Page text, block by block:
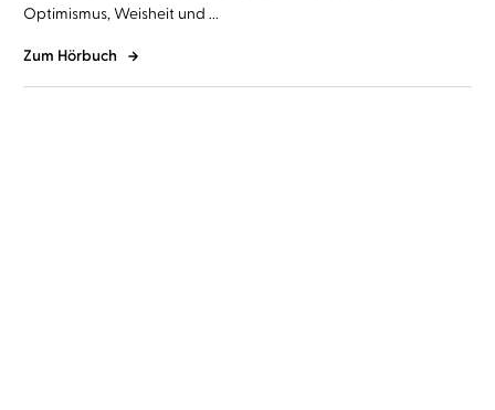
Optimismus, Weisheit und ...
Zum Hörbuch